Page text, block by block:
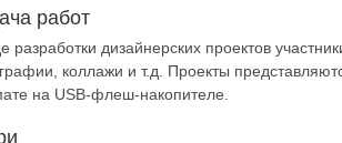
работ
разработки дизайнерских проектов
коллажи и т.д. Проекты
на USB-флеш-накопителе.